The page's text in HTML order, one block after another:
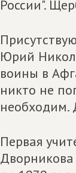
России".
Юрий
воины в
никто не
необходим.
Первая